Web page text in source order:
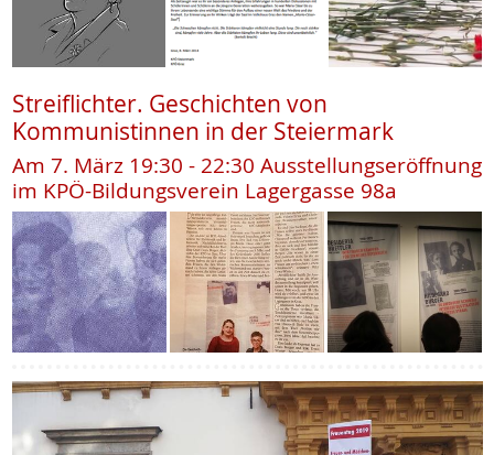
Streiflichter. Geschichten von
Kommunistinnen in der Steiermark
Am 7. März 19:30 - 22:30 Ausstellungseröffnung
im KPÖ-Bildungsverein Lagergasse 98a